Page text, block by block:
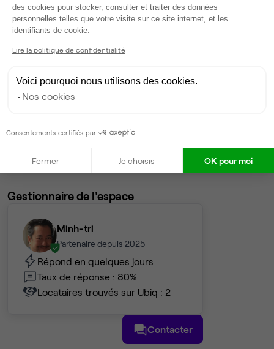
3postes • 17 m²
750 €
Gestionnaire de l'espace
Minh-tri
Partenaire depuis 2025
Répond en quelques jours
Taux de réponse : 80%
Locataires trouvés sur Ubiq : 2
Contacter
des cookies pour stocker, consulter et traiter des données
personnelles telles que votre visite sur ce site internet, et les
identifiants de cookie.
Lire la politique de confidentialité
Voici pourquoi nous utilisons des cookies.
Nos cookies
Consentements certifiés par
Fermer Je choisis OK pour moi